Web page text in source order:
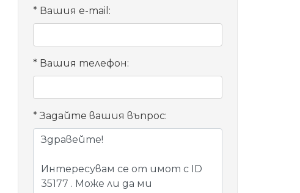
Вашия e-mail:
Вашия телефон:
Задайте вашия въпрос: